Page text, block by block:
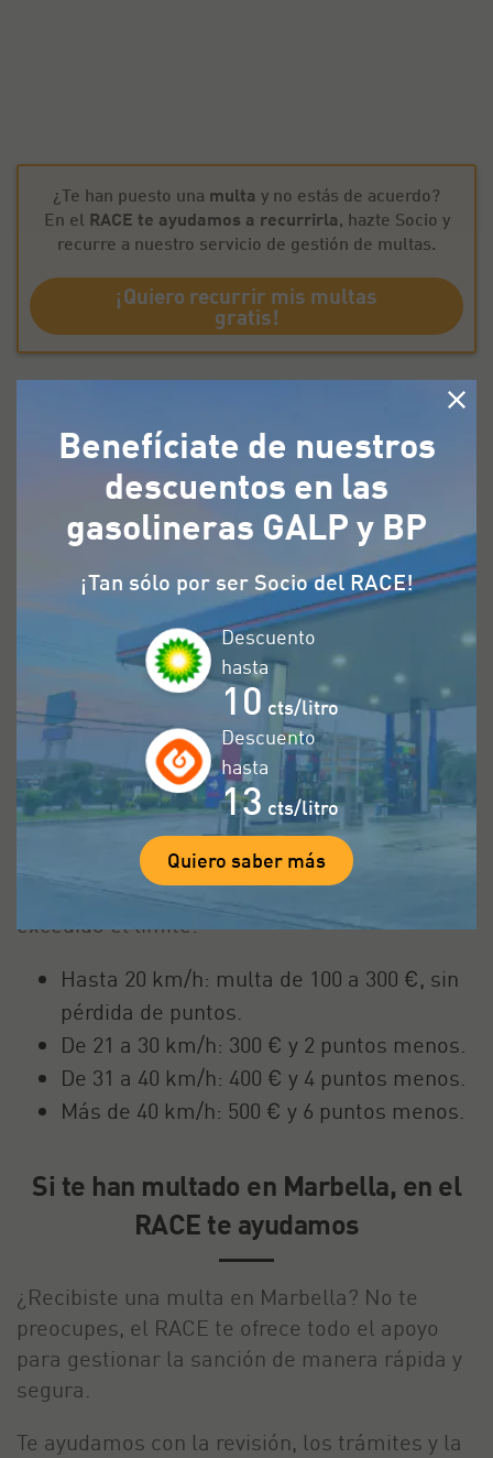
¿Te han puesto una multa y no estás de acuerdo?
En el RACE te ayudamos a recurrirla, hazte Socio y
recurre a nuestro servicio de gestión de multas.
¡Quiero recurrir mis multas
gratis!
Marbella?
Existen varios radares ubicados en Marbella.
Conócelos y muévete cómodamente y sin
riesgos.
Punto Km/n Límite
Esto es lo que ocurre si excedes el
límite de velocidad en Marbella
Si sobrepasas el límite de velocidad en
Marbella, la multa dependerá de cuánto hayas
excedido el límite:
Hasta 20 km/h: multa de 100 a 300 €, sin
pérdida de puntos.
De 21 a 30 km/h: 300 € y 2 puntos menos.
De 31 a 40 km/h: 400 € y 4 puntos menos.
Más de 40 km/h: 500 € y 6 puntos menos.
Si te han multado en Marbella, en el
RACE te ayudamos
¿Recibiste una multa en Marbella? No te
preocupes, el RACE te ofrece todo el apoyo
para gestionar la sanción de manera rápida y
segura.
Te ayudamos con la revisión, los trámites y la
Benefíciate de nuestros
descuentos en las
gasolineras GALP y BP
¡Tan sólo por ser Socio del RACE!
Descuento
hasta
10 cts/litro
Descuento
hasta
13 cts/litro
Quiero saber más